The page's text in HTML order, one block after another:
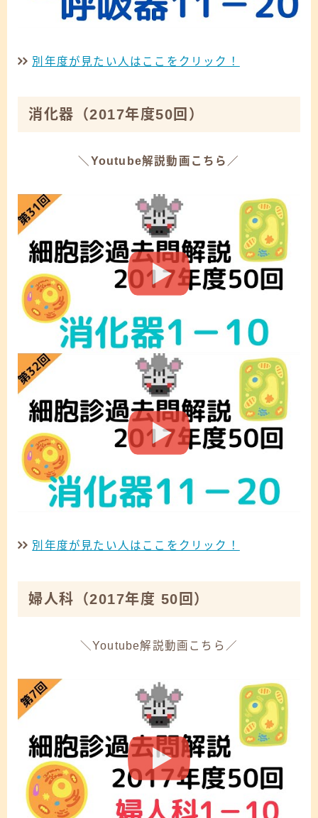
別年度が見たい人はここをクリック！
消化器 （2017年度50回）
＼Youtube解説動画こちら／
別年度が見たい人はここをクリック！
婦人科 （2017年度 50回）
＼Youtube解説動画こちら／